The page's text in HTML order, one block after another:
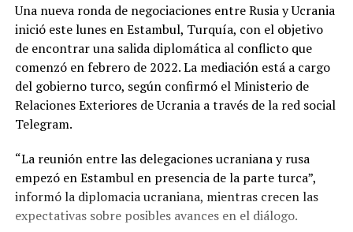
Una nueva ronda de negociaciones entre Rusia y Ucrania
inició este lunes en Estambul, Turquía, con el objetivo
de encontrar una salida diplomática al conflicto que
comenzó en febrero de 2022. La mediación está a cargo
del gobierno turco, según confirmó el Ministerio de
Relaciones Exteriores de Ucrania a través de la red social
Telegram.
“La reunión entre las delegaciones ucraniana y rusa
empezó en Estambul en presencia de la parte turca”,
informó la diplomacia ucraniana, mientras crecen las
expectativas sobre posibles avances en el diálogo.